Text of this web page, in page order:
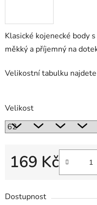
Klasické kojenecké body
měkký a příjemný na
Velikostní tabulku
Velikost
Dostupnost
169 Kč